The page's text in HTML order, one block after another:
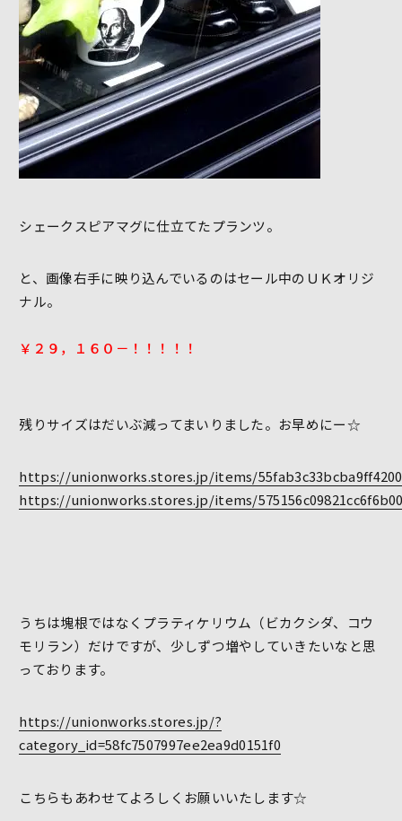
シェークスピアマグに仕立てたプランツ。
と、画像右手に映り込んでいるのはセール中のＵＫオリジ
ナル。
￥２９，１６０－！！！！！
残りサイズはだいぶ減ってまいりました。お早めにー☆
https://unionworks.stores.jp/items/
https://unionworks.stores.jp/items/
うちは塊根ではなくプラティケリウム（ビカクシダ、コウ
モリラン）だけですが、少しずつ増やしていきたいなと思
っております。
https://unionworks.stores.jp/?
category_id=58fc7507997ee2ea9d0151f0
こちらもあわせてよろしくお願いいたします☆